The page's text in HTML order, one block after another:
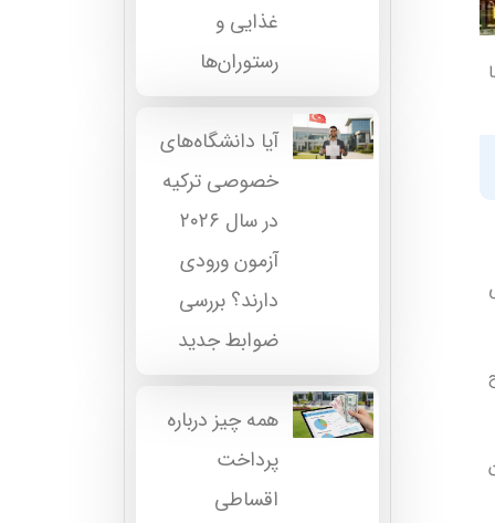
غذایی و
رستوران‌ها
آیا دانشگاه‌های
خصوصی ترکیه
در سال ۲۰۲۶
آزمون ورودی
دارند؟ بررسی
ضوابط جدید
همه چیز درباره
پرداخت
اقساطی